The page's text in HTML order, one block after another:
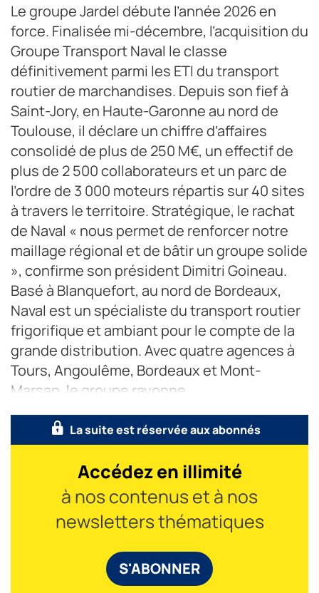
Le groupe Jardel débute l’année 2026 en
force. Finalisée mi-décembre, l’acquisition du
Groupe Transport Naval le classe
définitivement parmi les ETI du transport
routier de marchandises. Depuis son fief à
Saint-Jory, en Haute-Garonne au nord de
Toulouse, il déclare un chiffre d’affaires
consolidé de plus de 250 M€, un effectif de
plus de 2 500 collaborateurs et un parc de
l’ordre de 3 000 moteurs répartis sur 40 sites
à travers le territoire. Stratégique, le rachat
de Naval « nous permet de renforcer notre
maillage régional et de bâtir un groupe solide
», confirme son président Dimitri Goineau.
Basé à Blanquefort, au nord de Bordeaux,
Naval est un spécialiste du transport routier
frigorifique et ambiant pour le compte de la
grande distribution. Avec quatre agences à
Tours, Angoulême, Bordeaux et Mont-
Marsan, le groupe rayonne
La suite est réservée aux abonnés
Accédez en illimité
à nos contenus et à nos
newsletters thématiques
S'ABONNER